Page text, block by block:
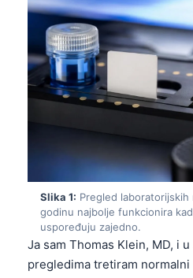
Slika 1: Pregled laboratorijskih
godinu najbolje funkcionira
uspoređuju zajedno.
Ja sam Thomas Klein, MD, i
pregledima tretiram normalni